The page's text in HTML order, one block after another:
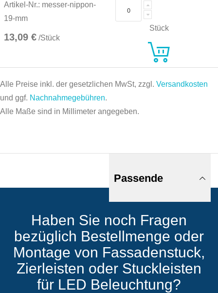
Artikel-Nr.: messer-nippon-
19-mm
13,09 € /Stück
Stück
Alle Preise inkl. der gesetzlichen MwSt, zzgl. Versandkosten
und ggf. Nachnahmegebühren.
Alle Maße sind in Millimeter angegeben.
Passende
Produkte
Haben Sie noch Fragen
bezüglich Bestellmenge oder
Montage von Fassadenstuck,
Zierleisten oder Stuckleisten
für LED Beleuchtung?